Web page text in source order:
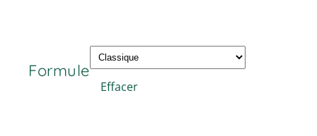
Formule
Effacer